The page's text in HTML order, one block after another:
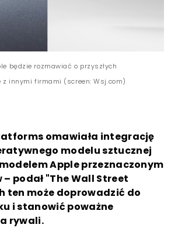
będzie rozmawiać o przyszłych
z innymi firmami (screen: Wsj.com)
omawiała integrację
modelu sztucznej
Apple przeznaczonym
podał "The Wall Street
ten może doprowadzić do
i stanowić poważne
rywali.